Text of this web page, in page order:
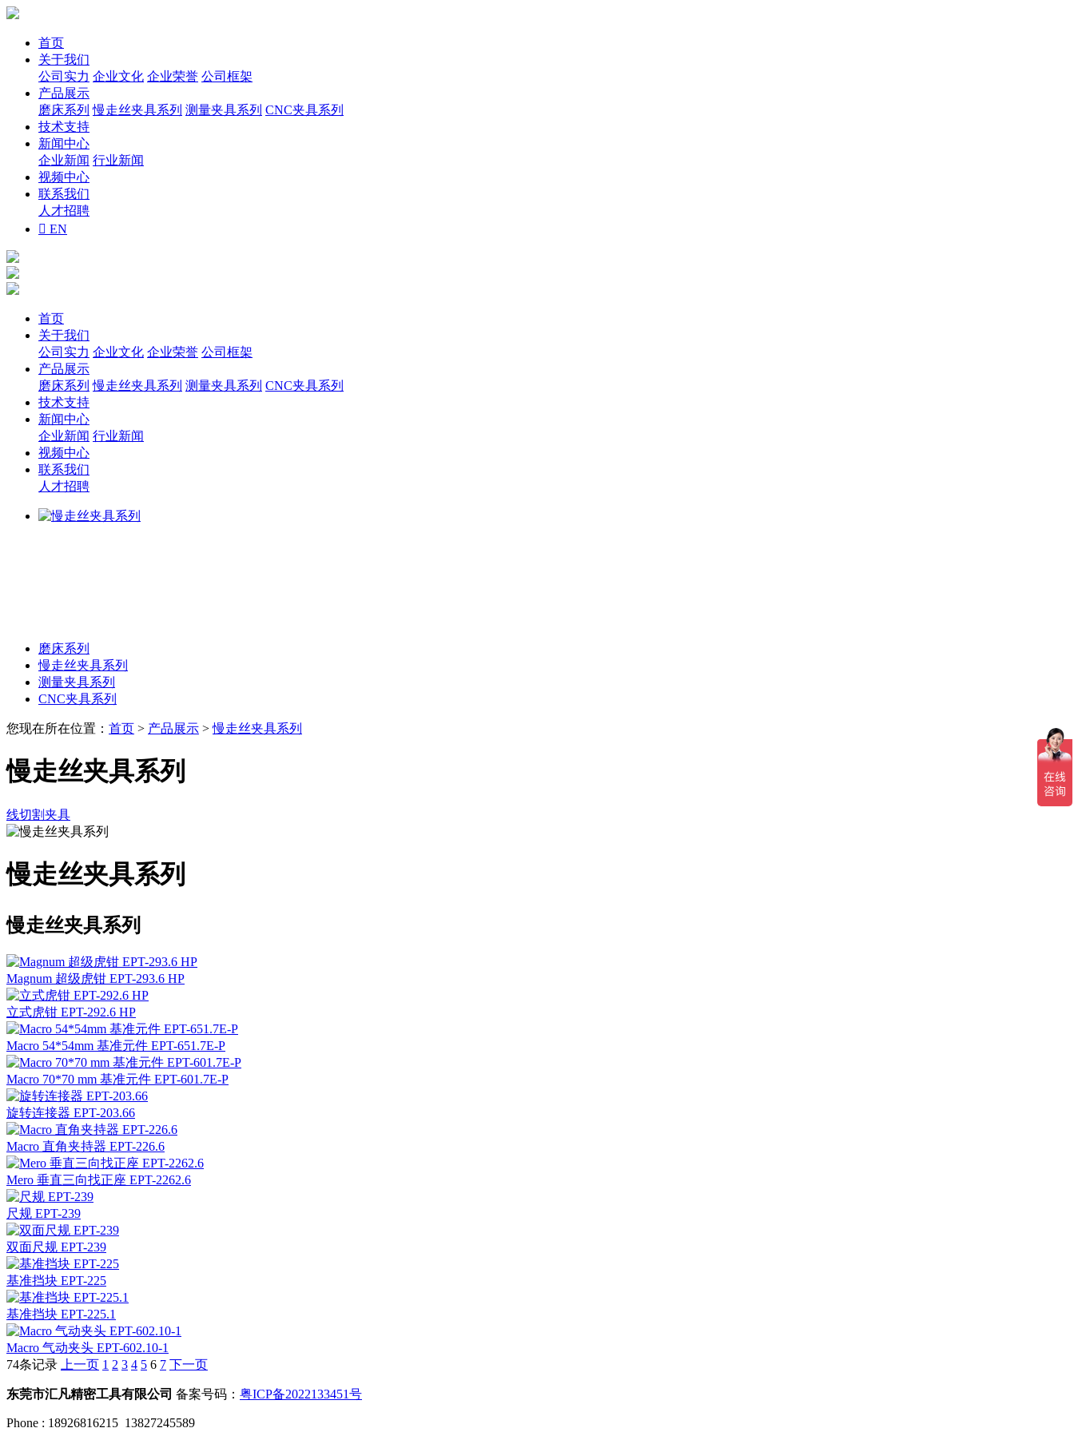
首页
关于我们
公司实力 企业文化 企业荣誉 公司框架
产品展示
磨床系列 慢走丝夹具系列 测量夹具系列 CNC夹具系列
技术支持
新闻中心
企业新闻 行业新闻
视频中心
联系我们
人才招聘
 EN
首页
关于我们
公司实力 企业文化 企业荣誉 公司框架
产品展示
磨床系列 慢走丝夹具系列 测量夹具系列 CNC夹具系列
技术支持
新闻中心
企业新闻 行业新闻
视频中心
联系我们
人才招聘
磨床系列
慢走丝夹具系列
测量夹具系列
CNC夹具系列
您现在所在位置： 首页 > 产品展示 >慢走丝夹具系列
慢走丝夹具系列
线切割夹具
慢走丝夹具系列
慢走丝夹具系列
Magnum 超级虎钳 EPT-293.6 HP
立式虎钳 EPT-292.6 HP
Macro 54*54mm 基准元件 EPT-651.7E-P
Macro 70*70 mm 基准元件 EPT-601.7E-P
旋转连接器 EPT-203.66
Macro 直角夹持器 EPT-226.6
Mero 垂直三向找正座 EPT-2262.6
尺规 EPT-239
双面尺规 EPT-239
基准挡块 EPT-225
基准挡块 EPT-225.1
Macro 气动夹头 EPT-602.10-1
74条记录
上一页 1 2 3 4 5 6 7 下一页
东莞市汇凡精密工具有限公司 备案号码： 粤ICP备2022133451号
Phone : 18926816215 13827245589